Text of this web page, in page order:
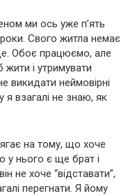
ми ось уже п’ять
Свого житла немає
Обоє працюємо, але
і утримувати
викидати неймовірні
я взагалі не знаю, як
на тому, що хоче
у нього є ще брат і
не хоче “відставати”,
перегнати. Я йому